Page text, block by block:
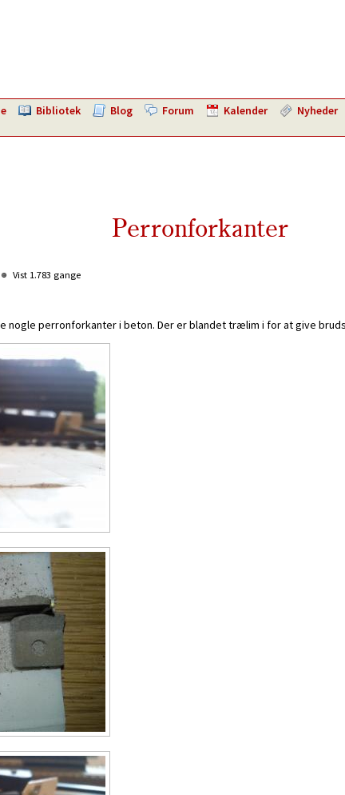
Bibliotek Blog Forum Kalender Nyheder
Perronforkanter
Vist 1.783 gange
nogle perronforkanter i beton. Der er blandet trælim i for at give